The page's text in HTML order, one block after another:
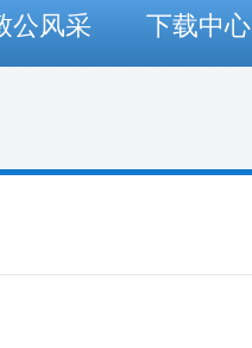
公风采 下载中心